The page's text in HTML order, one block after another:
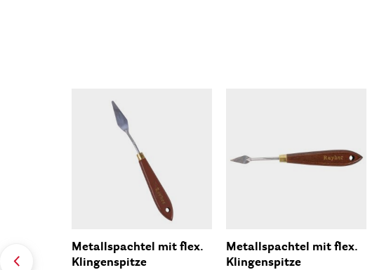
Metallspachtel mit flex.
Klingenspitze
Metallspachtel mit flex.
Klingenspitze